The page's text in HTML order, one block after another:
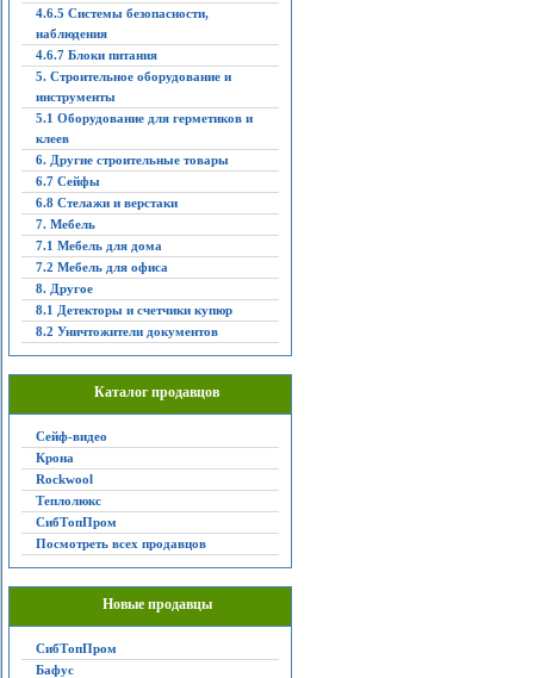
4.6.5 Системы безопасности,
наблюдения
4.6.7 Блоки питания
5. Строительное оборудование и
инструменты
5.1 Оборудование для герметиков и
клеев
6. Другие строительные товары
6.7 Сейфы
6.8 Стелажи и верстаки
7. Мебель
7.1 Мебель для дома
7.2 Мебель для офиса
8. Другое
8.1 Детекторы и счетчики купюр
8.2 Уничтожители документов
Каталог продавцов
Сейф-видео
Крона
Rockwool
Теплолюкс
СибТопПром
Посмотреть всех продавцов
Новые продавцы
СибТопПром
Бафус